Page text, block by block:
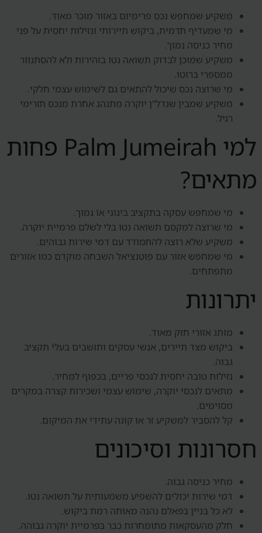
משקיע שמחפש נכס פרימיום באזור מוכר מאוד.
מי שמעדיף תדמית, ביקוש תיירותי ונזילות יחסית על פני
מחיר כניסה נמוך.
משקיע שמוכן לבדוק תשואה נטו בזהירות ולא להסתנוור
ממספרי ברוטו.
מי שרוצה נכס שיכול להתאים גם לשימוש עצמי חלקי.
משקיע שמבין שנדל"ן יוקרה מתנהג אחרת מנכס תזרימי
רגיל.
למי Palm Jumeirah פחות
מתאים?
מי שמחפש עסקה בתקציב בינוני או נמוך.
מי שרוצה למקסם תשואה נטו בלי לשלם פרמיית יוקרה.
משקיע שלא רוצה להתמודד עם דמי שירות גבוהים.
מי שמחפש אזור עם פוטנציאל השבחה מוקדם כמו אזורים
מתפתחים.
יתרונות
מותג אזורי חזק מאוד.
ביקוש מצד תיירים, אנשי עסקים ותושבים בעלי תקציב
גבוה.
נזילות טובה יחסית לנכסי פריים, בכפוף למחיר.
מתאים לנכסי יוקרה, שימוש עצמי ושכירות קצרה במקרים
מסוימים.
קל להסביר למשקיע זר או קונה עתידי את המיקום.
חסרונות וסיכונים
מחיר כניסה גבוה.
דמי שירות יכולים להשפיע משמעותית על תשואה נטו.
לא כל בניין בפאלם נהנה מאותה רמת ביקוש.
חלק מהעסקאות מתומחרות כבר בפרמיית יוקרה גבוהה.